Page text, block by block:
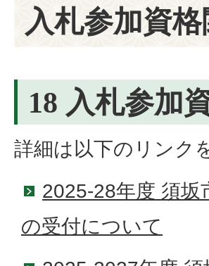
入札参加資
18 入札参加
詳細は以下のリンク
2025-28年度 須坂
の受付について